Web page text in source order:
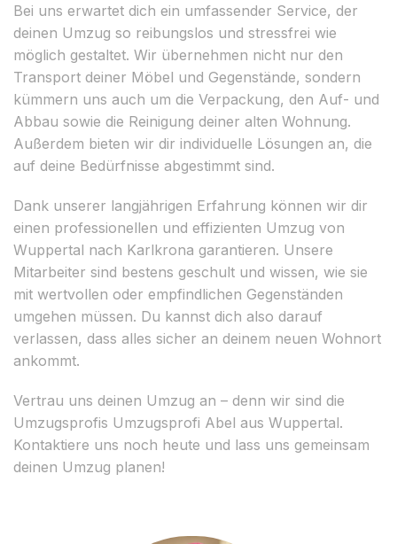
Bei uns erwartet dich ein umfassender Service, der
deinen Umzug so reibungslos und stressfrei wie
möglich gestaltet. Wir übernehmen nicht nur den
Transport deiner Möbel und Gegenstände, sondern
kümmern uns auch um die Verpackung, den Auf- und
Abbau sowie die Reinigung deiner alten Wohnung.
Außerdem bieten wir dir individuelle Lösungen an, die
auf deine Bedürfnisse abgestimmt sind.
Dank unserer langjährigen Erfahrung können wir dir
einen professionellen und effizienten Umzug von
Wuppertal nach Karlkrona garantieren. Unsere
Mitarbeiter sind bestens geschult und wissen, wie sie
mit wertvollen oder empfindlichen Gegenständen
umgehen müssen. Du kannst dich also darauf
verlassen, dass alles sicher an deinem neuen Wohnort
ankommt.
Vertrau uns deinen Umzug an – denn wir sind die
Umzugsprofis Umzugsprofi Abel aus Wuppertal.
Kontaktiere uns noch heute und lass uns gemeinsam
deinen Umzug planen!